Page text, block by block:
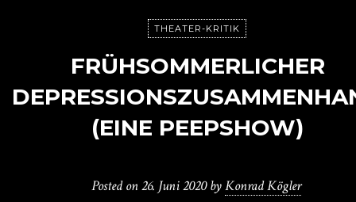
THEATER-KRITIK
FRÜHSOMMERLICHER
(EINE PEEPSHOW)
Posted on26. Juni 2020 byKonrad Kögler